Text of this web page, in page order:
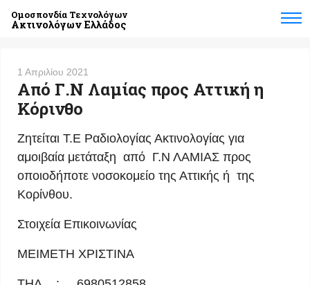
Ομοσπονδία Τεχνολόγων
Ακτινολόγων Ελλάδος
1 Απριλίου 2021
Από Γ.Ν Λαμίας προς Αττική η
Κόρινθο
Ζητείται Τ.Ε Ραδιολογίας Ακτινολογίας για
αμοιβαία μετάταξη από Γ.Ν ΛΑΜΙΑΣ προς
οποιοδήποτε νοσοκομείο της Αττικής ή της
Kορίνθου.
Στοιχεία Επικοινωνίας
ΜΕΙΜΕΤΗ ΧΡΙΣΤΙΝΑ